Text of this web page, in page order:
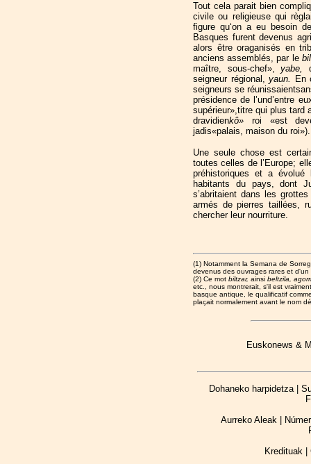
Tout cela parait bien
civile ou religieuse qui
figure qu‘on a eu besoin
Basques furent devenus
alors être oraganisés en
anciens assemblés, par le
maître, sous-chef»,yabe,
seigneur régional,yaun.
En
seigneurs se
présidence de l’und’entre
supérieur»,titre qui plus tard
dravidienkô» roi «est
jadis«palais, maison du roi»).
Une seule chose est
toutes celles de l’Europe;
préhistoriques et a évolué
habitants du pays, dont
s’abritaient dans les
armés de pierres taillées,
chercher leur nourriture.
(1) Notamment la Semana de
devenus des ouvrages rares et
(2) Ce mot biltzar, ainsi beltzila,
etc., nous montrerait, s'il est
basque antique, le qualificatif
plaçait normalement avant le nom
Euskonews &
Dohaneko harpidetza |
Aurreko Aleak |
Kredituak